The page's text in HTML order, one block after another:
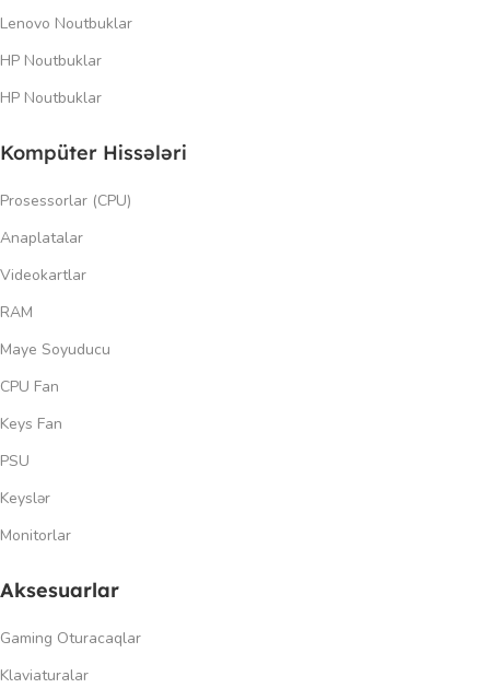
Lenovo Noutbuklar
HP Noutbuklar
HP Noutbuklar
Kompüter Hissələri
Prosessorlar (CPU)
Anaplatalar
Videokartlar
RAM
Maye Soyuducu
CPU Fan
Keys Fan
PSU
Keyslər
Monitorlar
Aksesuarlar
Gaming Oturacaqlar
Klaviaturalar